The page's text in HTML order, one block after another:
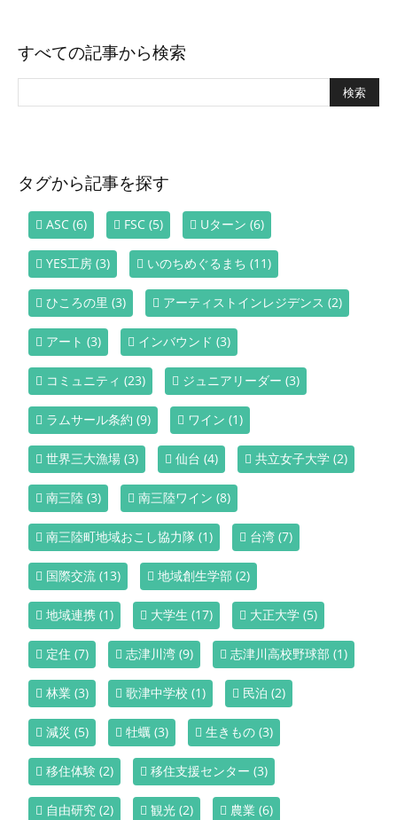
すべての記事から検索
タグから記事を探す
ASC (6) FSC (5) Uターン (6)
YES工房 (3) いのちめぐるまち (11)
ひころの里 (3) アーティストインレジデンス (2)
アート (3) インバウンド (3)
コミュニティ (23) ジュニアリーダー (3)
ラムサール条約 (9) ワイン (1)
世界三大漁場 (3) 仙台 (4) 共立女子大学 (2)
南三陸 (3) 南三陸ワイン (8)
南三陸町地域おこし協力隊 (1) 台湾 (7)
国際交流 (13) 地域創生学部 (2)
地域連携 (1) 大学生 (17) 大正大学 (5)
定住 (7) 志津川湾 (9) 志津川高校野球部 (1)
林業 (3) 歌津中学校 (1) 民泊 (2)
減災 (5) 牡蠣 (3) 生きもの (3)
移住体験 (2) 移住支援センター (3)
自由研究 (2) 観光 (2) 農業 (6)